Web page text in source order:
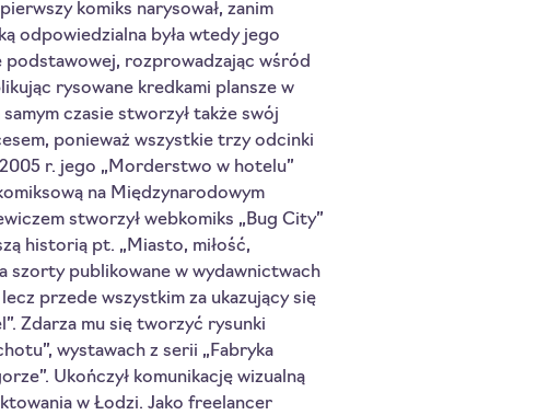
komiks narysował, zanim
odpowiedzialna była wtedy jego
podstawowej, rozprowadzając wśród
rysowane kredkami plansze w
czasie stworzył także swój
ponieważ wszystkie trzy odcinki
r. jego „Morderstwo w hotelu”
na Międzynarodowym
stworzył webkomiks „Bug City”
historią pt. „Miasto, miłość,
szorty publikowane w wydawnictwach
lecz przede wszystkim za ukazujący się
Zdarza mu się tworzyć rysunki
wystawach z serii „Fabryka
Ukończył komunikację wizualną
w Łodzi. Jako freelancer